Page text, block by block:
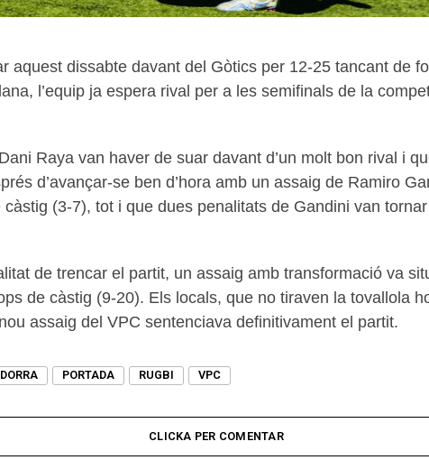
aquest dissabte davant del Gòtics per 12-25 tancant de
l’equip ja espera rival per a les semifinals de la
Raya van haver de suar davant d’un molt bon rival i
d’avançar-se ben d’hora amb un assaig de Ramiro
(3-7), tot i que dues penalitats de Gandini van
de trencar el partit, un assaig amb transformació va
de càstig (9-20). Els locals, que no tiraven la tovallola
assaig del VPC sentenciava definitivament el partit.
PORTADA RUGBI VPC
CLICKA PER COMENTAR